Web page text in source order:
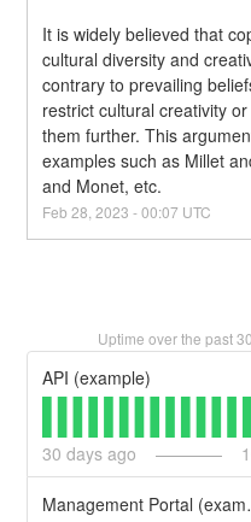
It is widely believed that
cultural diversity and
contrary to prevailing
restrict cultural creativity
them further. This
examples such as Millet
and Monet, etc.
Feb28 ,2023 -00:07 UTC
Uptime over the past30
API (example)
30 days ago